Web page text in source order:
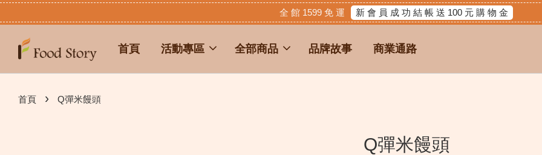
全 館 1599 免 運 新 會 員 成 功 結 帳 送 100 元 購 物 金
首頁 活動專區 全部商品 品牌故事 商業通路
首頁 › Q彈米饅頭
Q彈米饅頭